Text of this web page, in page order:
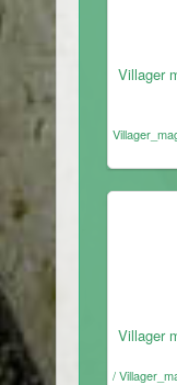
Villager
Villager
/